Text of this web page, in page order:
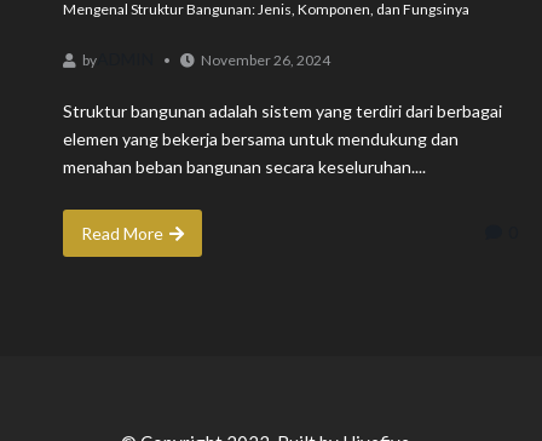
Mengenal Struktur Bangunan: Jenis, Komponen, dan Fungsinya
by November 26, 2024
Struktur bangunan adalah sistem yang terdiri dari berbagai
elemen yang bekerja bersama untuk mendukung dan
menahan beban bangunan secara keseluruhan....
Read More